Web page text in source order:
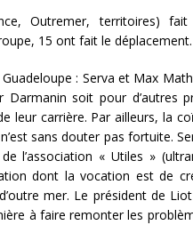
Outremer, territoires)
15 ont fait le déplacement.
: Serva et Max
soit pour d’autres
leur carrière. Par ailleurs, la
sans douter pas fortuite.
l’association « Utiles »
dont la vocation est de
mer. Le président de
à faire remonter les